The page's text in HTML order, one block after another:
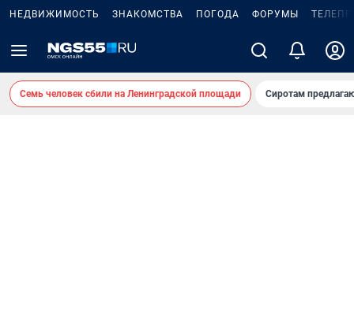
НЕДВИЖИМОСТЬ ЗНАКОМСТВА ПОГОДА ФОРУМЫ
Семь человек сбили на Ленинградской площади Сиротам